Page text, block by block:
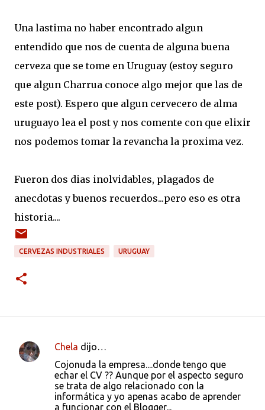
Una lastima no haber encontrado algun
entendido que nos de cuenta de alguna buena
cerveza que se tome en Uruguay (estoy seguro
que algun Charrua conoce algo mejor que las de
este post). Espero que algun cervecero de alma
uruguayo lea el post y nos comente con que elixir
nos podemos tomar la revancha la proxima vez.
Fueron dos dias inolvidables, plagados de
anecdotas y buenos recuerdos...pero eso es otra
historia....
CERVEZAS INDUSTRIALES URUGUAY
C
Chela dijo…
Cojonuda la empresa....donde tengo que
echar el CV ?? Aunque por el aspecto seguro
se trata de algo relacionado con la
informática y yo apenas acabo de aprender
a funcionar con el Blogger...